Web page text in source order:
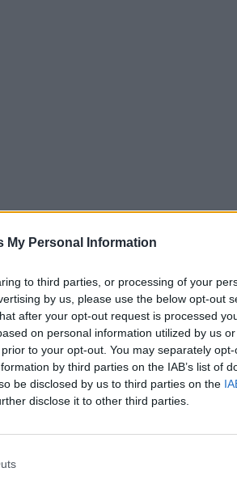
My Personal Information
to third parties, or processing of your
by us, please use the below opt-out
after your opt-out request is processed
on personal information utilized by us
to your opt-out. You may separately
by third parties on the IAB’s list of
be disclosed by us to third parties on the
disclose it to other third parties.